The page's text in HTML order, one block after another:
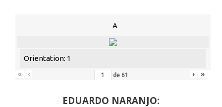
A
Orientation: 1
«
‹ de 61 › »
EDUARDO NARANJO: